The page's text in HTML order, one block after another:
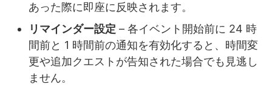
あった際に即座に反映されます。
リマインダー設定 – 各イベント開始前に 24 時
間前と 1 時間前の通知を有効化すると、時間変
更や追加クエストが告知された場合でも見逃し
ません。